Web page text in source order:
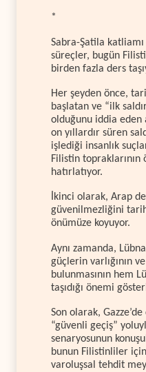
*
Sabra-Şatila
süreçler, bugün
birden fazla ders
Her şeyden önce,
başlatan ve “ilk
olduğunu iddia eden
on yıllardır süren
işlediği insanlık
Filistin topraklarının
hatırlatıyor.
İkinci olarak, Arap
güvenilmezliğini
önümüze koyuyor.
Aynı zamanda,
güçlerin varlığının
bulunmasının hem
taşıdığı önemi
Son olarak,
“güvenli geçiş”
senaryosunun
bunun Filistinliler
varoluşsal tehdit